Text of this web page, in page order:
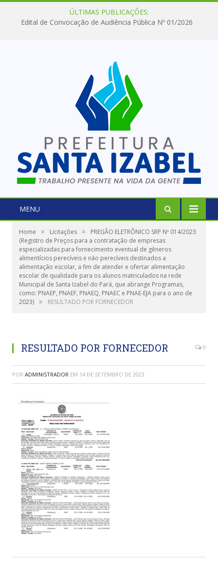
ÚLTIMAS PUBLICAÇÕES:
Edital de Convocação de Audiência Pública Nº 01/2026
MENU
Home » Licitações »
PREGÃO ELETRÔNICO SRP Nº 014/2023
(Registro de Preços para a contratação de empresas
especializadas para fornecimento eventual de gêneros
alimentícios perecíveis e não perecíveis destinados a
alimentação escolar, a fim de atender e ofertar alimentação
escolar de qualidade para os alunos matriculados na rede
Municipal de Santa Izabel do Pará, que abrange Programas,
como: PNAEP, PNAEF, PNAEQ, PNAEC e PNAE-EJA para o ano de
2023) » RESULTADO POR FORNECEDOR
RESULTADO POR FORNECEDOR 0
POR ADMINISTRADOR EM 14 DE SETEMBRO DE 2023